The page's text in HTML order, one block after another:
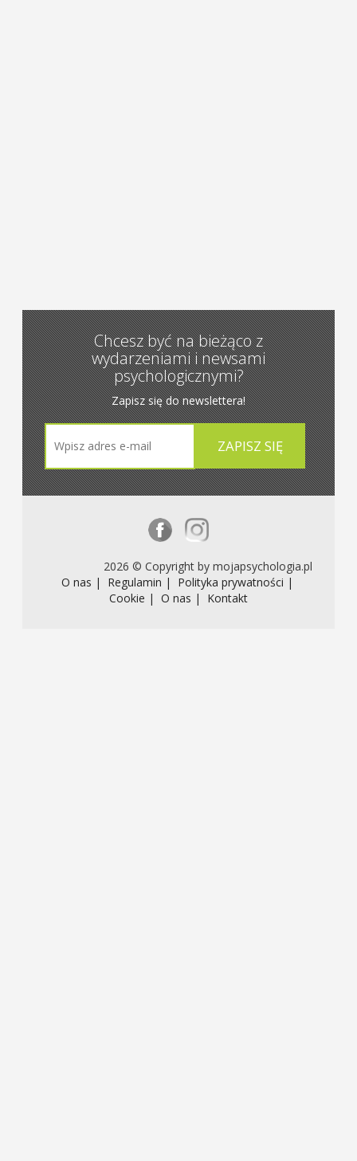
Chcesz być na bieżąco z
wydarzeniami i newsami
psychologicznymi?
Zapisz się do newslettera!
2026 © Copyright by mojapsychologia.pl
O nas |
Regulamin |
Polityka prywatności |
Cookie | O nas | Kontakt